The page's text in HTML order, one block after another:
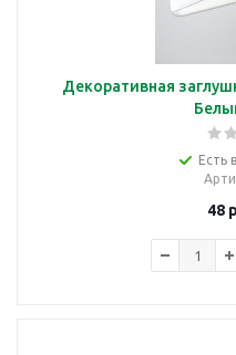
Декоративная
Есть
48